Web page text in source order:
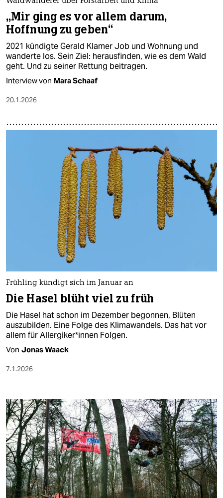
„Mir ging es vor allem darum,
Hoffnung zu geben“
2021 kündigte Gerald Klamer Job und Wohnung und
wanderte los. Sein Ziel: herausfinden, wie es dem Wald
geht. Und zu seiner Rettung beitragen.
Interview von Mara Schaaf
20.1.2026
Frühling kündigt sich im Januar an
Die Hasel blüht viel zu früh
Die Hasel hat schon im Dezember begonnen, Blüten
auszubilden. Eine Folge des Klimawandels. Das hat vor
allem für All­er­gi­ke­r*in­nen Folgen.
Von Jonas Waack
7.1.2026